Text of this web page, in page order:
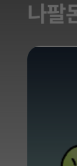
나팔